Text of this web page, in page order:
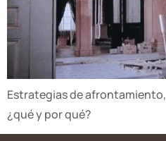
Estrategias de afrontamiento,
¿qué y por qué?